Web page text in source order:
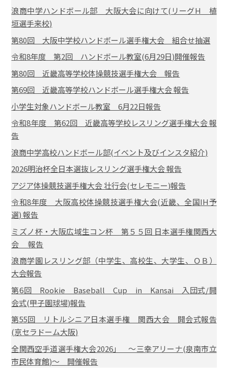
浪商中学ハンドボール部 大阪大会に向けて(リーグH 植
垣選手来校)
第80回 大阪中学校ハンドボール選手権大会 組合せ抽選
令和8年度 第2回 ハンドボール教室(6月29日)開催報告
第80回 近畿高等学校体操競技選手権大会 報告
第69回 近畿高等学校ハンドボール選手権大会 報告
小学生対象ハンドボール教室 6月22日報告
令和8年度 第62回 近畿高等学校レスリング選手権大会 報
告
浪商中学高校ハンドボール部(イベント及びインスタ紹介)
2026明治杯全日本選抜レスリング選手権大会 報告
アジア体操競技選手権大会 壮行会(セレモニー)報告
令和8年度 大阪高校体操競技選手権大会(近畿、全国IH予
選) 報告
ミズノ杯・大阪広域生コン杯 第５５回 日本選手権関西大
会 報告
浪商学園レスリング部（中学生、高校生、大学生、ＯＢ）
大会報告
第6回 Rookie Baseball Cup in Kansai 入団式/開
会式(甲子園球場)報告
第55回 リトルシニア日本選手権 関西大会 開会式報告
(京セラドーム大阪)
全関西空手道選手権大会2026」 ～三幸アリーナ(泉南市立
市民体育館)～ 開催報告